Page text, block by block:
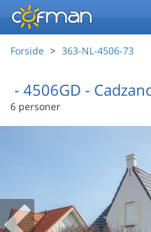
Forside 363-NL-4506-73
- 4506GD -
6 personer